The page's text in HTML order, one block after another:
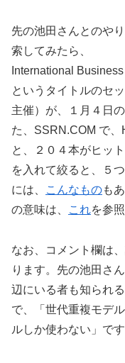
先の池田さんとのや
索してみたら、
International
というタイトルのセ
主催）が、１月４日
た、SSRN.COM で
と、２０４本がヒッ
を入れて絞ると、５
には、
こんなものも
の意味は、
これを参
なお、コメント欄は
ります。先の池田さ
辺にいる者も知られ
で、「世代重複モデ
ルしか使わない」です